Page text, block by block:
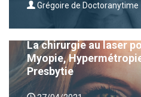
Grégoire de Doctoranytime
La chirurgie au laser
Myopie,
Presbytie